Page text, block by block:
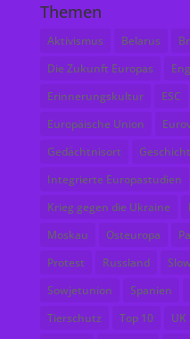
Themen
Aktivismus Belarus
Die Zukunft Europas
Erinnerungskultur
ESC
Europäische Union
Gedächtnisort
Integrierte Europastudien
Krieg gegen die Ukraine
Moskau
Osteuropa
Protest
Russland
Sowjetunion
Spanien
Tierschutz
Top 10 UK